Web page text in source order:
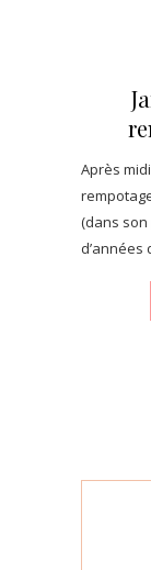
Après
(dans
d’années